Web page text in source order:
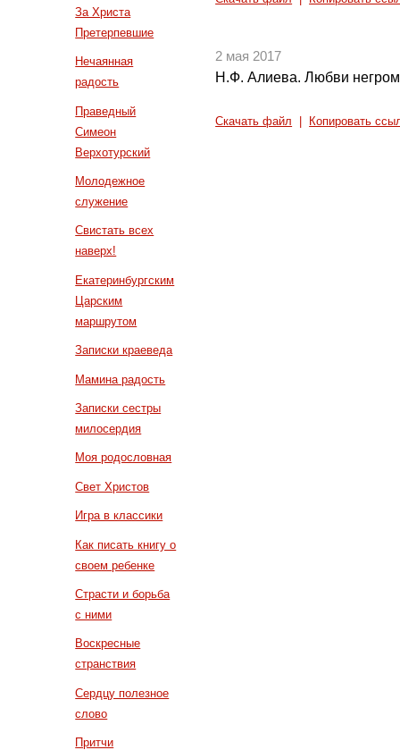
За Христа
Претерпевшие
Нечаянная
радость
Праведный
Симеон
Верхотурский
Молодежное
служение
Свистать всех
наверх!
Екатеринбургским
Царским
маршрутом
Записки краеведа
Мамина радость
Записки сестры
милосердия
Моя родословная
Свет Христов
Игра в классики
Как писать книгу о
своем ребенке
Страсти и борьба
с ними
Воскресные
странствия
Сердцу полезное
слово
Притчи
2 мая 2017
Н.Ф. Алиева. Любви
Скачать файл Копировать